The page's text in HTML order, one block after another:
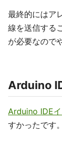
最終的にはア
線を送信する
が必要なので
Arduino
Arduino IDE
すかったです